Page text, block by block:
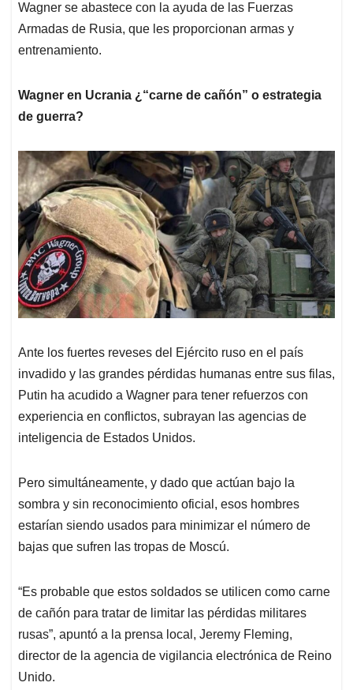
Wagner se abastece con la ayuda de las Fuerzas
Armadas de Rusia, que les proporcionan armas y
entrenamiento.
Wagner en Ucrania ¿“carne de cañón” o estrategia
de guerra?
Ante los fuertes reveses del Ejército ruso en el país
invadido y las grandes pérdidas humanas entre sus filas,
Putin ha acudido a Wagner para tener refuerzos con
experiencia en conflictos, subrayan las agencias de
inteligencia de Estados Unidos.
Pero simultáneamente, y dado que actúan bajo la
sombra y sin reconocimiento oficial, esos hombres
estarían siendo usados para minimizar el número de
bajas que sufren las tropas de Moscú.
“Es probable que estos soldados se utilicen como carne
de cañón para tratar de limitar las pérdidas militares
rusas”, apuntó a la prensa local, Jeremy Fleming,
director de la agencia de vigilancia electrónica de Reino
Unido.